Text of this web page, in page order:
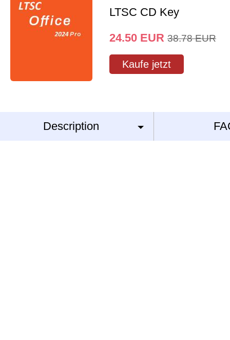
LTSC CD Key
24.50 EUR 38.78 EUR
Kaufe jetzt
Description